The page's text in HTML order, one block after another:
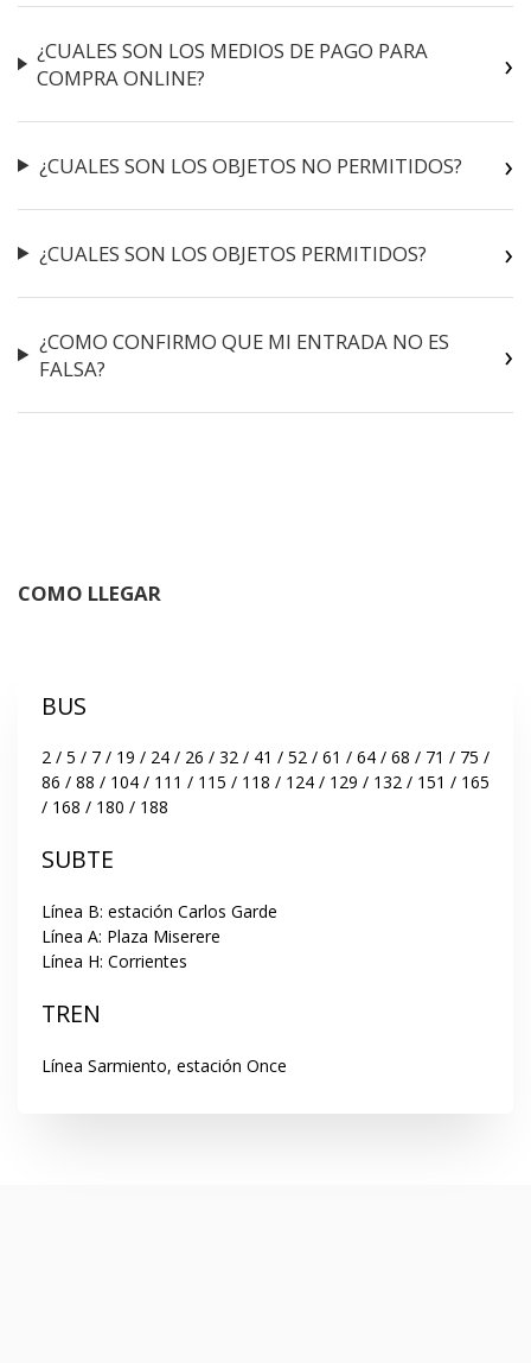
¿CUALES SON LOS MEDIOS DE PAGO PARA
COMPRA ONLINE?
¿CUALES SON LOS OBJETOS NO PERMITIDOS?
¿CUALES SON LOS OBJETOS PERMITIDOS?
¿COMO CONFIRMO QUE MI ENTRADA NO ES
FALSA?
COMO LLEGAR
BUS
2 / 5 / 7 / 19 / 24 / 26 / 32 / 41 / 52 / 61 / 64 / 68 / 71 / 75 /
86 / 88 / 104 / 111 / 115 / 118 / 124 / 129 / 132 / 151 / 165
/ 168 / 180 / 188
SUBTE
Línea B: estación Carlos Garde
Línea A: Plaza Miserere
Línea H: Corrientes
TREN
Línea Sarmiento, estación Once